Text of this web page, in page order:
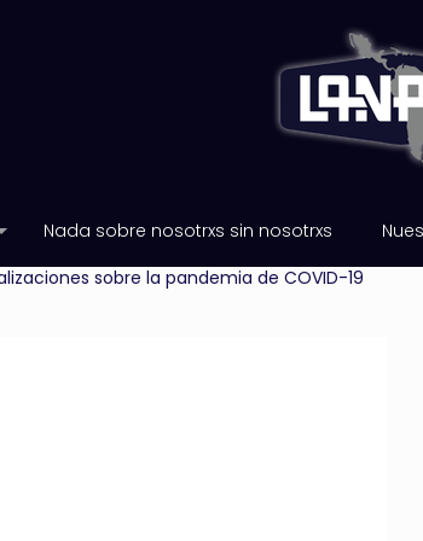
Nada sobre nosotrxs sin nosotrxs
sobre la pandemia de COVID-19